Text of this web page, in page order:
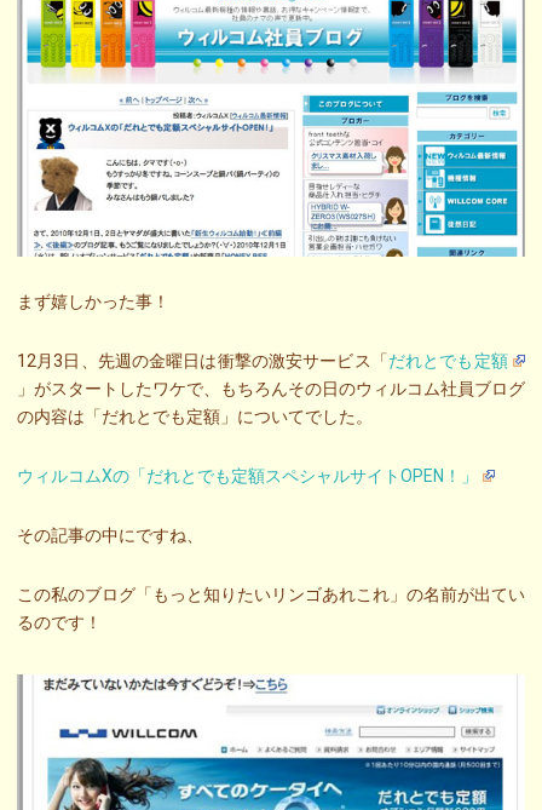
まず嬉しかった事！
12月3日、先週の金曜日は衝撃の激安サービス「だれとでも定額
」がスタートしたワケで、もちろんその日のウィルコム社員ブログ
の内容は「だれとでも定額」についてでした。
ウィルコムXの「だれとでも定額スペシャルサイトOPEN！」
その記事の中にですね、
この私のブログ「もっと知りたいリンゴあれこれ」の名前が出てい
るのです！